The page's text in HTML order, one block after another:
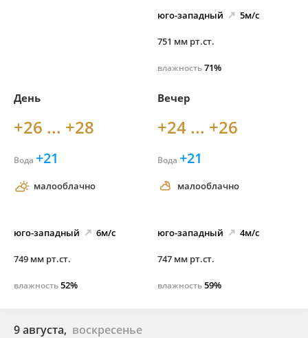
юго-западный 5м/с
751 мм рт.ст.
влажность71%
День
+26 ... +28
Вода +21
малооблачно
юго-западный 6м/с
749 мм рт.ст.
влажность52%
Вечер
+24 ... +26
Вода +21
малооблачно
юго-западный 4м/с
747 мм рт.ст.
влажность59%
9 августа, воскресенье